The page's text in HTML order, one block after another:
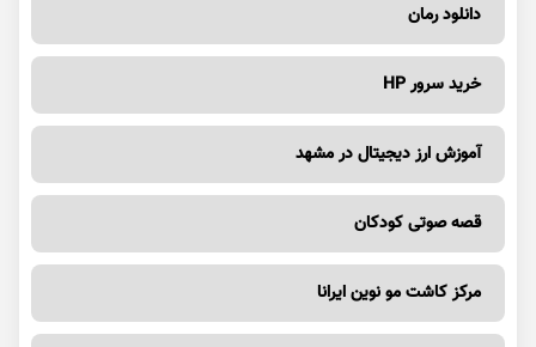
دانلود رمان
خرید سرور HP
آموزش ارز دیجیتال در مشهد
قصه صوتی کودکان
مرکز کاشت مو نوین ایرانا